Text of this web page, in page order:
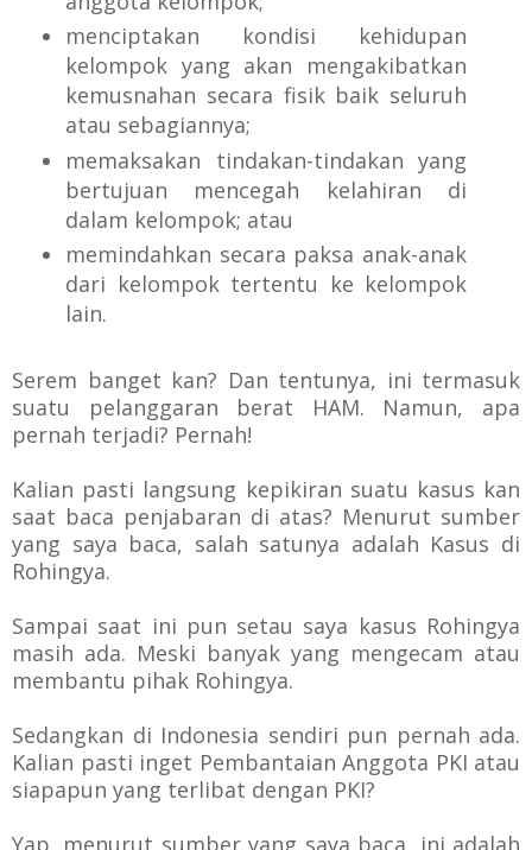
menciptakan kondisi kehidupan
kelompok yang akan mengakibatkan
kemusnahan secara fisik baik seluruh
atau sebagiannya;
memaksakan tindakan-tindakan yang
bertujuan mencegah kelahiran di
dalam kelompok; atau
memindahkan secara paksa anak-anak
dari kelompok tertentu ke kelompok
lain.
Serem banget kan? Dan tentunya, ini termasuk
suatu pelanggaran berat HAM. Namun, apa
pernah terjadi? Pernah!
Kalian pasti langsung kepikiran suatu kasus kan
saat baca penjabaran di atas? Menurut sumber
yang saya baca, salah satunya adalah Kasus di
Rohingya.
Sampai saat ini pun setau saya kasus Rohingya
masih ada. Meski banyak yang mengecam atau
membantu pihak Rohingya.
Sedangkan di Indonesia sendiri pun pernah ada.
Kalian pasti inget Pembantaian Anggota PKI atau
siapapun yang terlibat dengan PKI?